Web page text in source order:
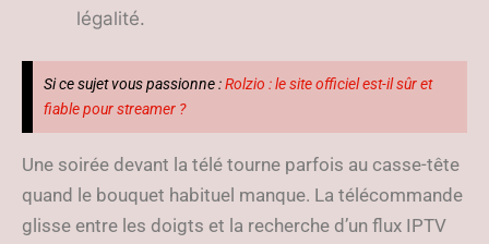
légalité.
Si ce sujet vous passionne :Rolzio : le site officiel est-il sûr et
fiable pour streamer ?
Une soirée devant la télé tourne parfois au casse-tête
quand le bouquet habituel manque. La télécommande
glisse entre les doigts et la recherche d’un flux IPTV